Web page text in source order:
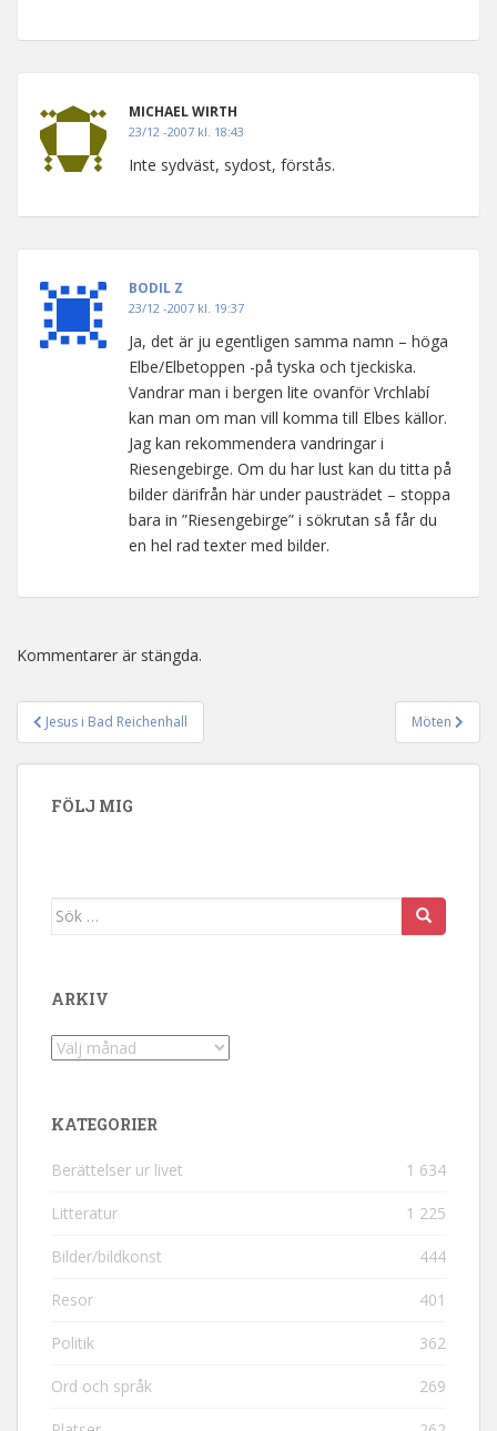
MICHAEL WIRTH
23/12 -2007 kl. 18:43
Inte sydväst, sydost, förstås.
BODIL Z
23/12 -2007 kl. 19:37
Ja, det är ju egentligen samma namn – höga
Elbe/Elbetoppen -på tyska och tjeckiska.
Vandrar man i bergen lite ovanför Vrchlabí
kan man om man vill komma till Elbes källor.
Jag kan rekommendera vandringar i
Riesengebirge. Om du har lust kan du titta på
bilder därifrån här under pausträdet – stoppa
bara in ”Riesengebirge” i sökrutan så får du
en hel rad texter med bilder.
Kommentarer är stängda.
Inläggsnavigering
Jesus i Bad Reichenhall Möten
FÖLJ MIG
Sök efter:
ARKIV
Arkiv
KATEGORIER
Berättelser ur livet 1 634
Litteratur 1 225
Bilder/bildkonst 444
Resor 401
Politik 362
Ord och språk 269